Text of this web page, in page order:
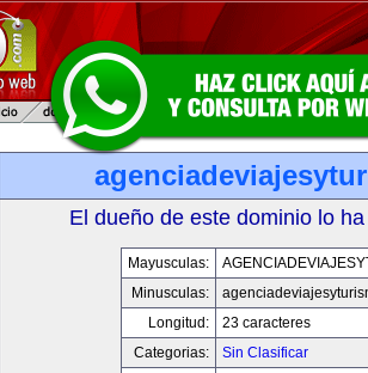
El dueño de este dominio lo
Mayusculas:
Minusculas:
Longitud:
23 caracteres
Categorias:
Sin Clasificar